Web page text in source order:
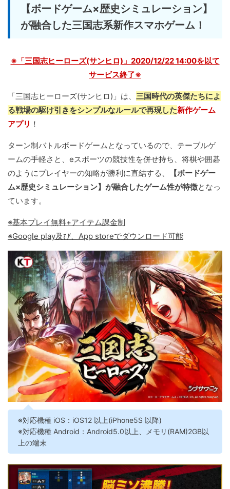
【ボードゲーム×歴史シミュレーション】
が融合した三国志系新作スマホゲーム！
※「三国志ヒーローズ(サンヒロ)」2020/12/22 14:00を以て
サービス終了※
「三国志ヒーローズ(サンヒロ)」は、 三国時代の英傑たちによ
る戦場の駆け引きをシンプルなルールで再現した新作ゲーム
アプリ ！
ターン制バトルボードゲームとなっているので、テーブルゲ
ームの手軽さと、eスポーツの競技性を併せ持ち、将棋や囲碁
のようにプレイヤーの知略が勝利に直結する、
【ボードゲー
ム×歴史シミュレーション】が融合したゲーム性が特徴となっ
ています。
※基本プレイ無料+アイテム課金制
※Google play及び、App storeでダウンロード可能
※対応機種 iOS：iOS12 以上(iPhone5S 以降)
※対応機種 Android：Android5.0以上、メモリ(RAM)2GB以
上の端末